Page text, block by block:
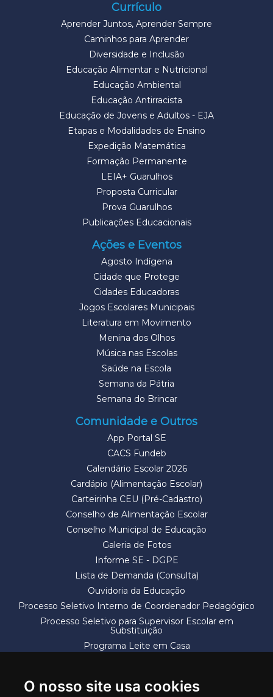
O nosso site usa cookies
Currículo
Aprender Juntos, Aprender Sempre
Caminhos para Aprender
Diversidade e Inclusão
Educação Alimentar e Nutricional
Educação Ambiental
Educação Antirracista
Educação de Jovens e Adultos - EJA
Etapas e Modalidades de Ensino
Expedição Matemática
Formação Permanente
LEIA+ Guarulhos
Proposta Curricular
Prova Guarulhos
Publicações Educacionais
Ações e Eventos
Agosto Indígena
Cidade que Protege
Cidades Educadoras
Jogos Escolares Municipais
Literatura em Movimento
Menina dos Olhos
Música nas Escolas
Saúde na Escola
Semana da Pátria
Semana do Brincar
Comunidade e Outros
App Portal SE
CACS Fundeb
Calendário Escolar 2026
Cardápio (Alimentação Escolar)
Carteirinha CEU (Pré-Cadastro)
Conselho de Alimentação Escolar
Conselho Municipal de Educação
Galeria de Fotos
Informe SE - DGPE
Lista de Demanda (Consulta)
Ouvidoria da Educação
Processo Seletivo Interno de Coordenador Pedagógico
Processo Seletivo para Supervisor Escolar em
Substituição
Programa Leite em Casa